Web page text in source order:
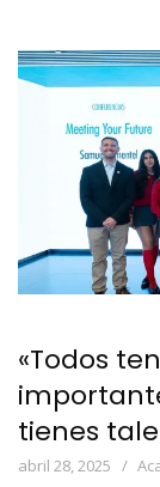
«Todos
tienes
abril 28, 2025